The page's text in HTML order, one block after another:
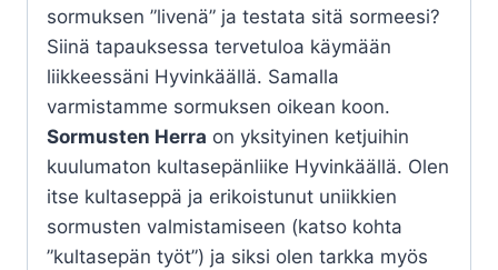
sormuksen ”livenä” ja testata sitä sormeesi?
Siinä tapauksessa tervetuloa käymään
liikkeessäni Hyvinkäällä. Samalla
varmistamme sormuksen oikean koon.
Sormusten Herra on yksityinen ketjuihin
kuulumaton kultasepänliike Hyvinkäällä. Olen
itse kultaseppä ja erikoistunut uniikkien
sormusten valmistamiseen (katso kohta
”kultasepän työt”) ja siksi olen tarkka myös